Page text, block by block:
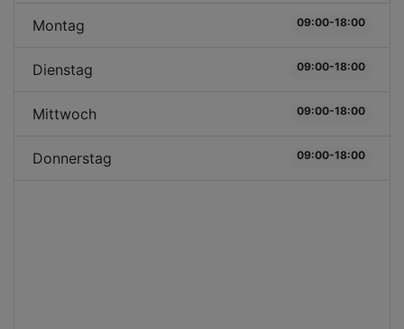
Montag 09:00-18:00
Dienstag 09:00-18:00
Mittwoch 09:00-18:00
Donnerstag 09:00-18:00